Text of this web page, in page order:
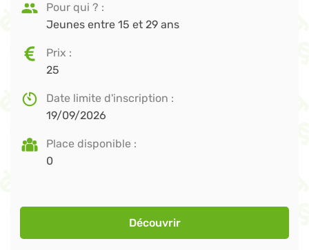
Pour qui ?
Jeunes entre 15 et 29 ans
Prix
25
Date limite d'inscription
19/09/2026
Place disponible
0
Découvrir